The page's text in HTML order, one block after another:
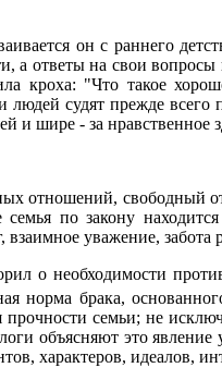
он с раннего
а ответы на свои
кроха: "Что такое
людей судят прежде
и шире - за нравственное
отношений, свободный
по закону
уважение, забота
о необходимости
норма брака,
семьи; не
объясняют это
характеров, идеалов,